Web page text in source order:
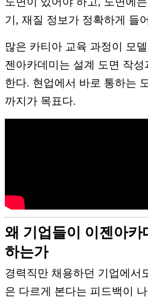
기, 재질 정보가 정확하게 들
많은 카티아 교육 과정이 모
젠아카데미는 설계 도면 작
한다. 현업에서 바로 통하는
까지가 목표다.
왜 기업들이 이젠아
하는가
경력직만 채용하던 기업에서
은 다르게 본다는 피드백이